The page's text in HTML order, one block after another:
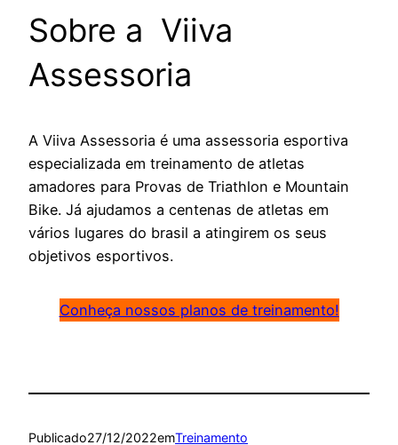
Sobre a Viiva
Assessoria
A Viiva Assessoria é uma assessoria esportiva
especializada em treinamento de atletas
amadores para Provas de Triathlon e Mountain
Bike. Já ajudamos a centenas de atletas em
vários lugares do brasil a atingirem os seus
objetivos esportivos.
Conheça nossos planos de treinamento!
Publicado27/12/2022emTreinamento